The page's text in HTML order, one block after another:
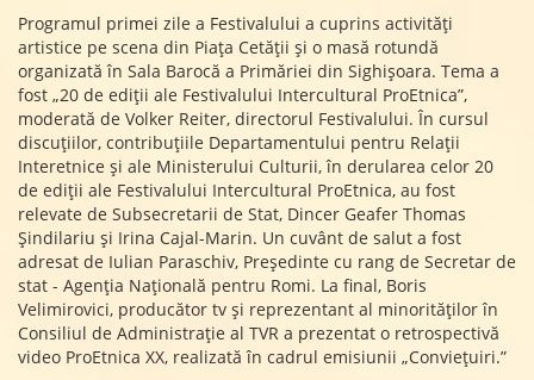
Programul primei zile a Festivalului a cuprins activități
artistice pe scena din Piața Cetății și o masă rotundă
organizată în Sala Barocă a Primăriei din Sighișoara. Tema a
fost „20 de ediții ale Festivalului Intercultural ProEtnica”,
moderată de Volker Reiter, directorul Festivalului. În cursul
discuțiilor, contribuțiile Departamentului pentru Relații
Interetnice și ale Ministerului Culturii, în derularea celor 20
de ediții ale Festivalului Intercultural ProEtnica, au fost
relevate de Subsecretarii de Stat, Dincer Geafer Thomas
Șindilariu și Irina Cajal-Marin. Un cuvânt de salut a fost
adresat de Iulian Paraschiv, Președinte cu rang de Secretar de
stat - Agenția Națională pentru Romi. La final, Boris
Velimirovici, producător tv și reprezentant al minorităților în
Consiliul de Administrație al TVR a prezentat o retrospectivă
video ProEtnica XX, realizată în cadrul emisiunii „Conviețuiri.”